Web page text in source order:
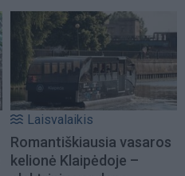
Laisvalaikis
Romantiškiausia vasaros
kelionė Klaipėdoje –